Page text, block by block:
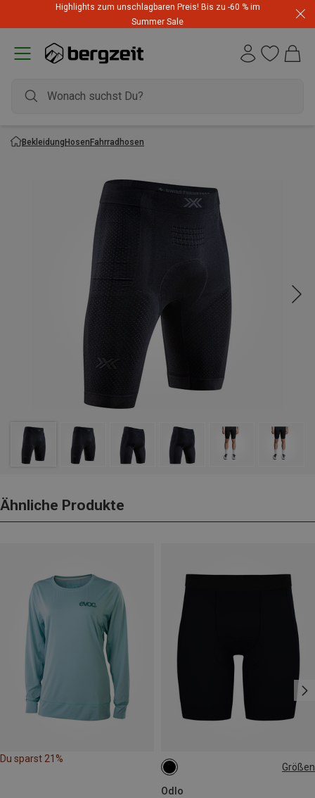
Highlights zum unschlagbaren Preis! Bis zu -60 % im
Summer Sale
BekleidungHosenFahrradhosen
Ähnliche Produkte
Du sparst 21%
Größen
Odlo
S